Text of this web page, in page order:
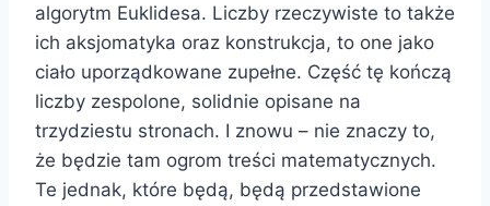
algorytm Euklidesa. Liczby rzeczywiste to także
ich aksjomatyka oraz konstrukcja, to one jako
ciało uporządkowane zupełne. Część tę kończą
liczby zespolone, solidnie opisane na
trzydziestu stronach. I znowu – nie znaczy to,
że będzie tam ogrom treści matematycznych.
Te jednak, które będą, będą przedstawione